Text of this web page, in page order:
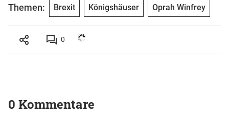
Themen: Brexit Königshäuser Oprah Winfrey
0
0 Kommentare